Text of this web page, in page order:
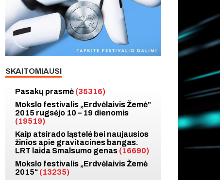
SKAITOMIAUSI
Pasakų prasmė (35316)
Mokslo festivalis „Erdvėlaivis Žemė”
2015 rugsėjo 10 – 19 dienomis
(19519)
Kaip atsirado ląstelė bei naujausios
žinios apie gravitacines bangas.
LRT laida Smalsumo genas (16690)
Mokslo festivalis „Erdvėlaivis Žemė
2015“ (13235)